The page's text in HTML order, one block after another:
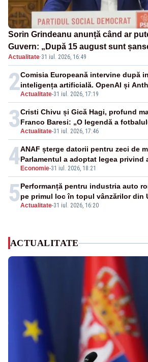
Sorin Grindeanu anunță când ar
Guvern: „După 15 august sunt
Actualitate·31 iul. 2026, 16:49
2Actualitate-31 iul. 2026, 17:19
Comisia Europeană intervine după
inteligența artificială. OpenAI și
3Actualitate-31 iul. 2026, 17:46
Cristi Chivu și Gică Hagi, profund
Franco Baresi: „O legendă a
4 Economie-31 iul. 2026, 18:21
ANAF șterge datorii pentru zeci de
Parlamentul a adoptat legea privind
5Actualitate-31 iul. 2026, 16:20
Performanță pentru industria auto
pe primul loc în topul vânzărilor din
ACTUALITATE